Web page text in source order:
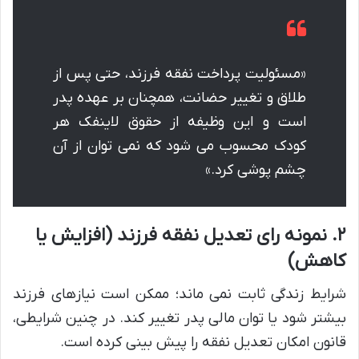
«مسئولیت پرداخت نفقه فرزند، حتی پس از
طلاق و تغییر حضانت، همچنان بر عهده پدر
است و این وظیفه از حقوق لاینفک هر
کودک محسوب می شود که نمی توان از آن
چشم پوشی کرد.»
۲. نمونه رای تعدیل نفقه فرزند (افزایش یا
کاهش)
شرایط زندگی ثابت نمی ماند؛ ممکن است نیازهای فرزند
بیشتر شود یا توان مالی پدر تغییر کند. در چنین شرایطی،
قانون امکان تعدیل نفقه را پیش بینی کرده است.